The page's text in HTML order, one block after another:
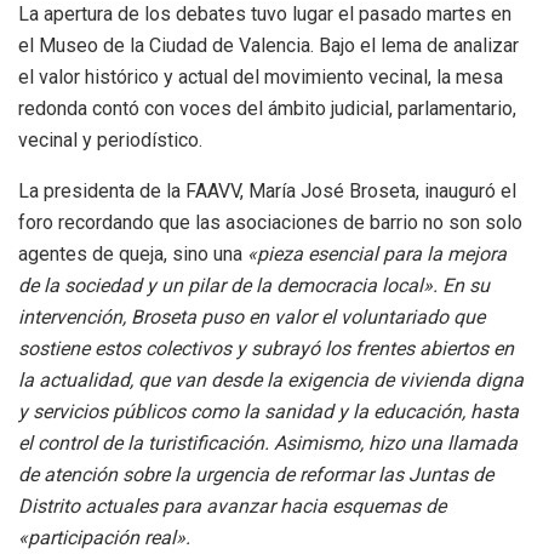
La apertura de los debates tuvo lugar el pasado martes en
el Museo de la Ciudad de Valencia. Bajo el lema de analizar
el valor histórico y actual del movimiento vecinal, la mesa
redonda contó con voces del ámbito judicial, parlamentario,
vecinal y periodístico.
La presidenta de la FAAVV, María José Broseta, inauguró el
foro recordando que las asociaciones de barrio no son solo
agentes de queja, sino una «pieza esencial para la mejora
de la sociedad y un pilar de la democracia local». En su
intervención, Broseta puso en valor el voluntariado que
sostiene estos colectivos y subrayó los frentes abiertos en
la actualidad, que van desde la exigencia de vivienda digna
y servicios públicos como la sanidad y la educación, hasta
el control de la turistificación. Asimismo, hizo una llamada
de atención sobre la urgencia de reformar las Juntas de
Distrito actuales para avanzar hacia esquemas de
«participación real».